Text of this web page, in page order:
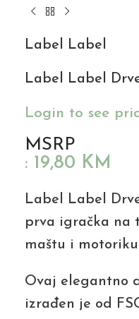
Label Label
Label Label
Login to see
MSRP
: 19,80 KM
Label Label
prva igračka na
maštu i
Ovaj elegantno
izrađen je od